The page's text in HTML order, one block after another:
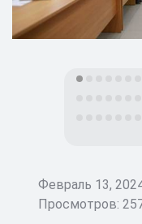
Февраль 13,
Просмотров: